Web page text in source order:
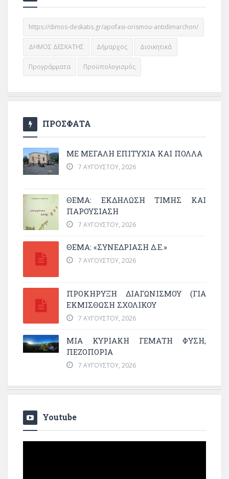
https://dimos-deskatis.gr/apofasi-orismou-antidimarchon/
ΔΗΜΟΣ ΔΕΣΚΑΤΗΣ Δήμαρχος Διοικητικά
Προγράμματα Προϋπολογισμός
ΠΡΟΣΦΑΤΑ
ΜΕ ΜΕΓΆΛΗ ΕΠΙΤΥΧΊΑ ΚΑΙ ΠΟΛΛΆ
7 ΑΥΓΟΎΣΤΟΥ, 2026
ΘΈΜΑ: ΕΚΔΉΛΩΣΗ ΤΙΜΉΣ ΚΑΙ
ΠΑΡΟΥΣΊΑΣΗ
7 ΑΥΓΟΎΣΤΟΥ, 2026
ΘΕΜΑ: «ΣΥΝΕΔΡΊΑΣΗ Δ.Ε.»
7 ΑΥΓΟΎΣΤΟΥ, 2026
ΠΡΟΚΗΡΥΞΗ ΔΙΑΓΩΝΙΣΜΟΥ (ΓΙΑ
ΕΚΜΊΣΘΩΣΗ ΣΧΟΛΙΚΟΎ
7 ΑΥΓΟΎΣΤΟΥ, 2026
ΜΙΑ ΚΥΡΙΑΚΉ ΓΕΜΆΤΗ ΦΎΣΗ,
ΠΕΖΟΠΟΡΊΑ
7 ΑΥΓΟΎΣΤΟΥ, 2026
Youtube